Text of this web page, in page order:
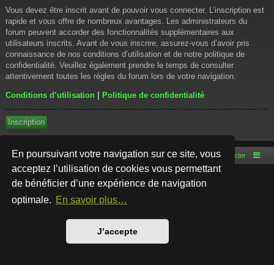
En poursuivant votre navigation sur ce site, vous
acceptez l’utilisation de cookies vous permettant
de bénéficier d’une expérience de navigation
optimale. En savoir plus…
J’accepte
Vous devez être inscrit avant de pouvoir vous connecter. L’inscription est
rapide et vous offre de nombreux avantages. Les administrateurs du
forum peuvent accorder des fonctionnalités supplémentaires aux
utilisateurs inscrits. Avant de vous inscrire, assurez-vous d’avoir pris
connaissance de nos conditions d’utilisation et de notre politique de
confidentialité. Veuillez également prendre le temps de consulter
attentivement toutes les règles du forum lors de votre navigation.
Conditions d’utilisation | Politique de confidentialité
Inscription
Accueil du forum Nous contacter
Développé parphpBB® Forum Software © phpBB Limited
Style par
Traduction française officielle